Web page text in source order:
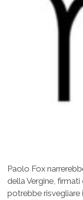
Paolo Fox
della Vergine,
potrebbe risvegliare